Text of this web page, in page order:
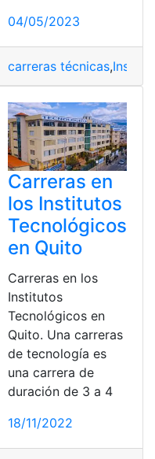
04/05/2023
carreras técnicas,
Carreras en
los Institutos
Tecnológicos
en Quito
Carreras en los
Institutos
Tecnológicos en
Quito. Una carreras
de tecnología es
una carrera de
duración de 3 a 4
18/11/2022